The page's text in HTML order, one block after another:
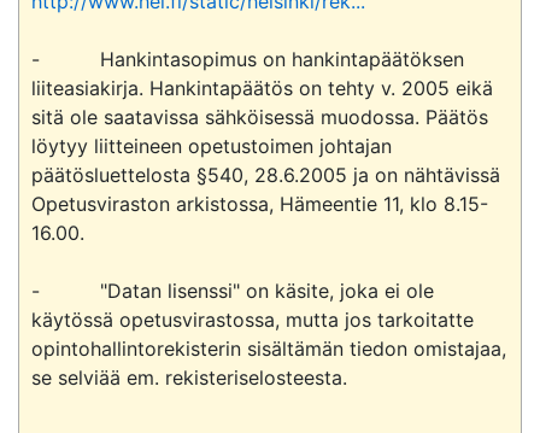
-          Hankintasopimus on hankintapäätöksen
liiteasiakirja. Hankintapäätös on tehty v. 2005 eikä
sitä ole saatavissa sähköisessä muodossa. Päätös
löytyy liitteineen opetustoimen johtajan
päätösluettelosta §540, 28.6.2005 ja on nähtävissä
Opetusviraston arkistossa, Hämeentie 11, klo 8.15-
16.00.
-          "Datan lisenssi" on käsite, joka ei ole
käytössä opetusvirastossa, mutta jos tarkoitatte
opintohallintorekisterin sisältämän tiedon omistajaa,
se selviää em. rekisteriselosteesta.